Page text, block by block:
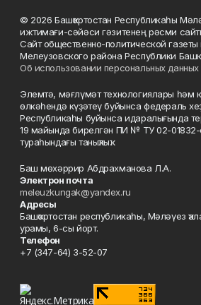
© 2026 Башҡортостан Республикаһы
ижтимағи-сәйәси гәзитенең рәсми
Сайт общественно-политической газеты
Мелеузовского района Республики
Об использовании персональных данных
Элемтә, мәғлүмәт технологиялары һәм
өлкәһендә күҙәтеү буйынса федераль
Республикаһы буйынса идаралығында
19 майында бирелгән ПИ № ТУ 02-01832-
тураһындағы таныҡлыҡ.
Баш мөхәррир Абдрахманова Л.А.
Электрон почта
meleuzkungak@yandex.ru
Адресы
Башҡортостан республикаһы, Мәләүез
урамы, 6-сы йорт.
Телефон
+7 (347-64) 3-52-07